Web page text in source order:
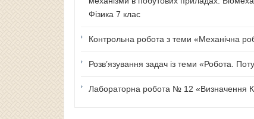
Фізика 7 клас
Контрольна робота з теми «Механічна
Розв’язування задач із теми «Робота.
Лабораторна робота № 12 «Визначення